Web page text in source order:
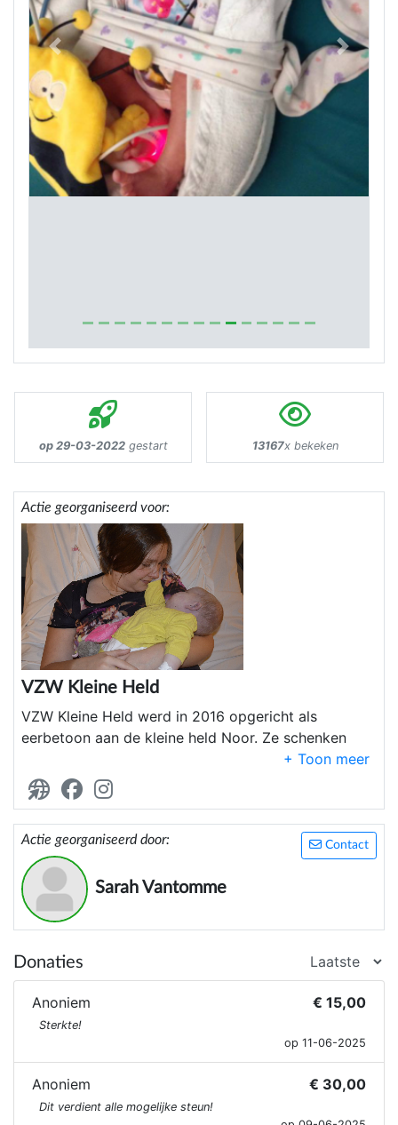
Previous Next
op 29-03-2022gestart 13167x bekeken
Actie georganiseerd voor:
VZW Kleine Held
VZW Kleine Held werd in 2016 opgericht als
eerbetoon aan de kleine held Noor. Ze schenken
gratis startpakketten en liefdevolle fotoreportages
aan ouders van prematuur of ziek geboren
kinderen op de neonatologie.
Contact
Actie georganiseerd door:
Sarah Vantomme
Donaties
Anoniem € 15,00
Sterkte!
op 11-06-2025
Anoniem € 30,00
Dit verdient alle mogelijke steun!